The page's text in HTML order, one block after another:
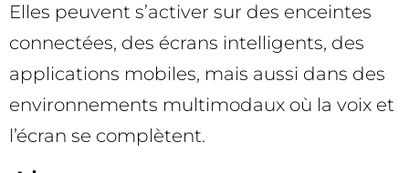
Elles peuvent s’activer sur des enceintes
connectées, des écrans intelligents, des
applications mobiles, mais aussi dans des
environnements multimodaux où la voix et
l’écran se complètent.